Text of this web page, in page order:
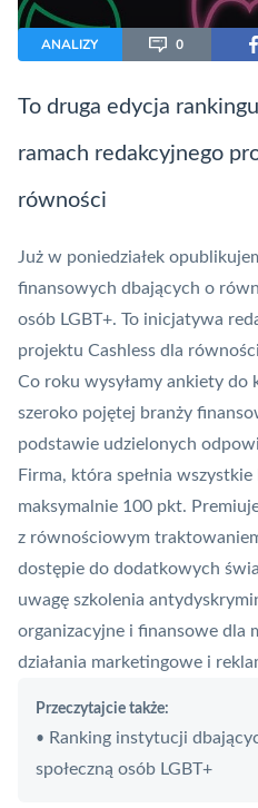
ANALIZY 0
To druga edycja
ramach redakcyjnego
równości
Już w poniedziałek
finansowych dbających o
osób LGBT+. To inicjatywa
projektu Cashless dla
Co roku wysyłamy ankiety
szeroko pojętej branży
podstawie udzielonych
Firma, która spełnia
maksymalnie 100 pkt.
z równościowym
dostępie do dodatkowych
uwagę szkolenia
organizacyjne i finansowe dla
działania marketingowe i
Przeczytajcie także:
• Ranking instytucji
społeczną osób LGBT+